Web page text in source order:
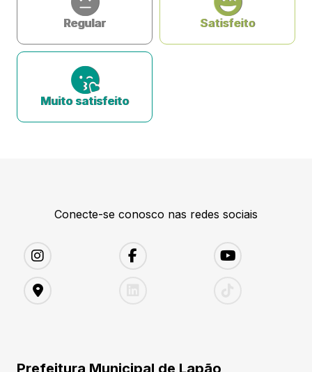
Regular Satisfeito
Muito satisfeito
Conecte-se conosco nas redes sociais
Prefeitura Municipal de Lapão